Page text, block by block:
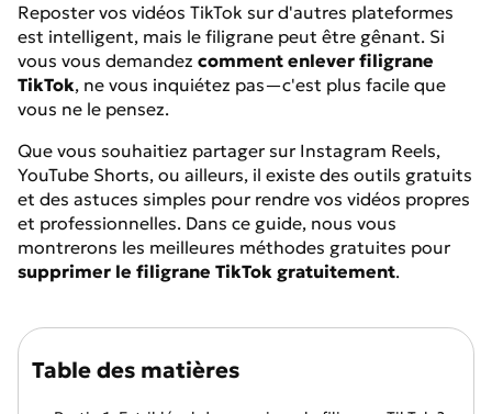
Reposter vos vidéos TikTok sur d'autres plateformes
est intelligent, mais le filigrane peut être gênant. Si
vous vous demandez comment enlever filigrane
TikTok, ne vous inquiétez pas—c'est plus facile que
vous ne le pensez.
Que vous souhaitiez partager sur Instagram Reels,
YouTube Shorts, ou ailleurs, il existe des outils gratuits
et des astuces simples pour rendre vos vidéos propres
et professionnelles. Dans ce guide, nous vous
montrerons les meilleures méthodes gratuites pour
supprimer le filigrane TikTok gratuitement.
Table des matières